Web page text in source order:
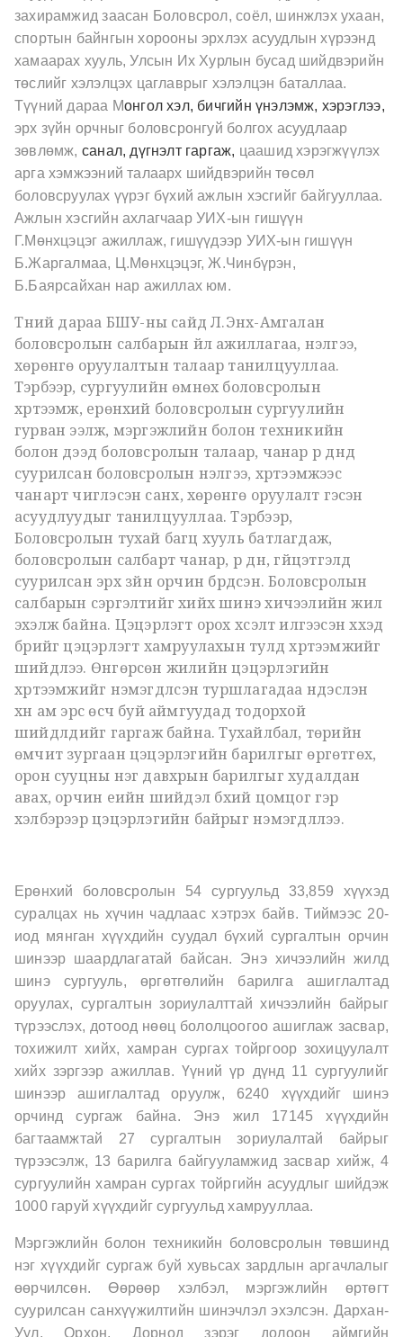
захирамжид заасан Боловсрол, соёл, шинжлэх ухаан,
спортын байнгын хорооны эрхлэх асуудлын хүрээнд
хамаарах хууль, Улсын Их Хурлын бусад шийдвэрийн
төслийг хэлэлцэх цаглаврыг хэлэлцэн баталлаа.
Түүний дараа Монгол хэл, бичгийн үнэлэмж, хэрэглээ,
эрх зүйн орчныг боловсронгуй болгох асуудлаар
зөвлөмж, санал, дүгнэлт гаргаж, цаашид хэрэгжүүлэх
арга хэмжээний талаарх шийдвэрийн төсөл
боловсруулах үүрэг бүхий ажлын хэсгийг байгууллаа.
Ажлын хэсгийн ахлагчаар УИХ-ын гишүүн
Г.Мөнхцэцэг ажиллаж, гишүүдээр УИХ-ын гишүүн
Б.Жаргалмаа, Ц.Мөнхцэцэг, Ж.Чинбүрэн,
Б.Баярсайхан нар ажиллах юм.
Түүний дараа БШУ-ны сайд Л.Энх-Амгалан
боловсролын салбарын үйл ажиллагаа, үнэлгээ,
хөрөнгө оруулалтын талаар танилцууллаа.
Тэрбээр, сургуулийн өмнөх боловсролын
хүртээмж, ерөнхий боловсролын сургуулийн
гурван ээлж, мэргэжлийн болон техникийн
болон дээд боловсролын талаар, чанар үр дүнд
суурилсан боловсролын үнэлгээ, хүртээмжээс
чанарт чиглэсэн санхүү, хөрөнгө оруулалт гэсэн
асуудлуудыг танилцууллаа.Тэрбээр,
Боловсролын тухай багц хууль батлагдаж,
боловсролын салбарт чанар, үр дүн, гүйцэтгэлд
суурилсан эрх зүйн орчин бүрдсэн. Боловсролын
салбарын сэргэлтийг хийх шинэ хичээлийн жил
эхэлж байна. Цэцэрлэгт орох хүсэлт илгээсэн хүүхэд
бүрийг цэцэрлэгт хамруулахын тулдхүртээмжийг
шийдлээ. Өнгөрсөн жилийн цэцэрлэгийн
хүртээмжийг нэмэгдүүлсэн туршлагадаа үндэслэн
хүн ам эрс өсч буй аймгуудад тодорхой
шийдлүүдийг гаргаж байна. Тухайлбал, төрийн
өмчит зургаан цэцэрлэгийн барилгыг өргөтгөх,
орон сууцны нэг давхрын барилгыг худалдан
авах, орчин үеийн шийдэл бүхий цомцог гэр
хэлбэрээр цэцэрлэгийн байрыг нэмэгдүүллээ.
Ерөнхий боловсролын 54 сургуульд 33,859 хүүхэд
суралцах нь хүчин чадлаас хэтрэх байв. Тиймээс 20-
иод мянган хүүхдийн суудал бүхий сургалтын орчин
шинээр шаардлагатай байсан. Энэ хичээлийн жилд
шинэ сургууль, өргөтгөлийн барилга ашиглалтад
оруулах, сургалтын зориулалттай хичээлийн байрыг
түрээслэх, дотоод нөөц бололцоогоо ашиглаж засвар,
тохижилт хийх, хамран сургах тойргоор зохицуулалт
хийх зэргээр ажиллав. Үүний үр дүнд 11 сургуулийг
шинээр ашиглалтад оруулж, 6240 хүүхдийг шинэ
орчинд сургаж байна. Энэ жил 17145 хүүхдийн
багтаамжтай 27 сургалтын зориулалтай байрыг
түрээсэлж, 13 барилга байгууламжид засвар хийж, 4
сургуулийн хамран сургах тойргийн асуудлыг шийдэж
1000 гаруй хүүхдийг сургуульд хамрууллаа.
Мэргэжлийн болон техникийн боловсролын төвшинд
нэг хүүхдийг сургаж буй хувьсах зардлын аргачлалыг
өөрчилсөн. Өөрөөр хэлбэл, мэргэжлийн өртөгт
суурилсан санхүүжилтийн шинэчлэл эхэлсэн. Дархан-
Уул, Орхон, Дорнод зэрэг долоон аймгийн